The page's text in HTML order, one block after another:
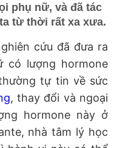
phụ nữ, và đã tác
từ thời rất xa xưa.
cứu đã đưa ra
có lượng hormone
tự tin về sức
, thay đổi và ngoại
hormone này ở
nhà tâm lý học